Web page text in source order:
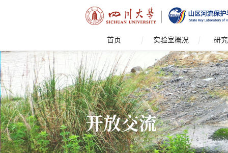
首页 实验室概况 研
开放交流